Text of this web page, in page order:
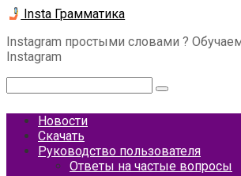
Перейти
контенту
Insta Грамматика
Instagram простыми словами ?
Instagram
Новости
Скачать
Руководство пользователя
Ответы на частые вопросы